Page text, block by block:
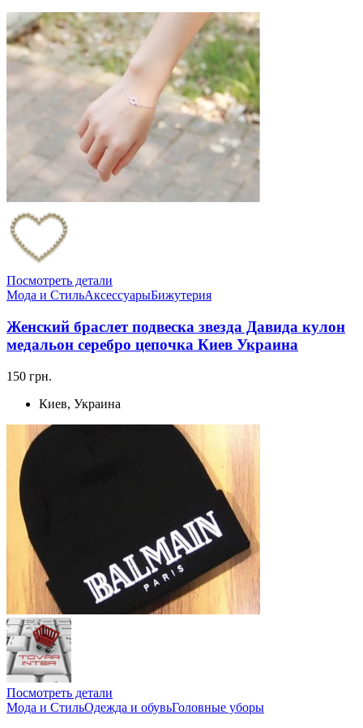
Посмотреть детали
Мода и СтильАксессуарыБижутерия
Женский браслет подвеска звезда Давида кулон
медальон серебро цепочка Киев Украина
150 грн.
Киев, Украина
Посмотреть детали
Мода и СтильОдежда и обувьГоловные уборы